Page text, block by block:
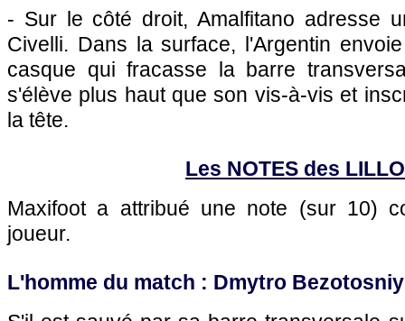
- Sur le côté droit, Amalfitano adresse
Civelli. Dans la surface, l'Argentin
casque qui fracasse la barre
s'élève plus haut que son vis-à-vis et
la tête.
Les NOTES des
Maxifoot a attribué une note (sur 10)
joueur.
L'homme du match : Dmytro